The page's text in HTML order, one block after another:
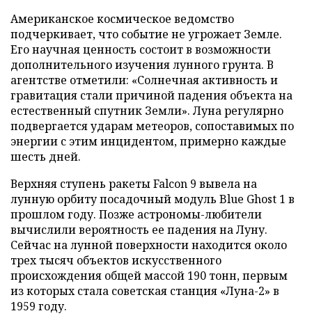
Американское космическое ведомство
подчеркивает, что событие не угрожает Земле.
Его научная ценность состоит в возможности
дополнительного изучения лунного грунта. В
агентстве отметили: «Солнечная активность и
гравитация стали причиной падения объекта на
естественный спутник Земли». Луна регулярно
подвергается ударам метеоров, сопоставимых по
энергии с этим инцидентом, примерно каждые
шесть дней.
Верхняя ступень ракеты Falcon 9 вывела на
лунную орбиту посадочный модуль Blue Ghost 1 в
прошлом году. Позже астрономы-любители
вычислили вероятность ее падения на Луну.
Сейчас на лунной поверхности находится около
трех тысяч объектов искусственного
происхождения общей массой 190 тонн, первым
из которых стала советская станция «Луна-2» в
1959 году.